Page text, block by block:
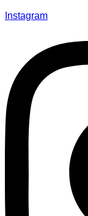
Instagram